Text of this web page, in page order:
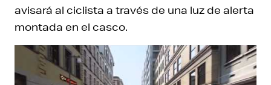
avisará al ciclista a través de una luz de alerta
montada en el casco.